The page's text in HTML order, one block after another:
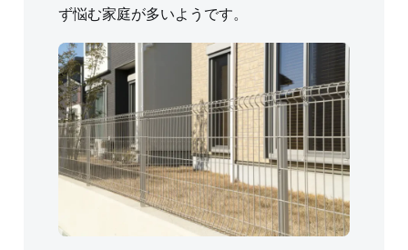
ず悩む家庭が多いようです。